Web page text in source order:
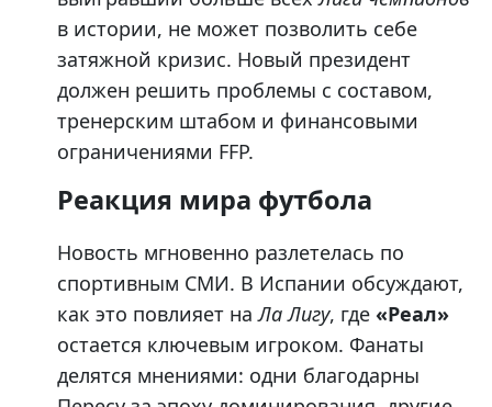
в истории, не может позволить себе
затяжной кризис. Новый президент
должен решить проблемы с составом,
тренерским штабом и финансовыми
ограничениями FFP.
Реакция мира футбола
Новость мгновенно разлетелась по
спортивным СМИ. В Испании обсуждают,
как это повлияет наЛа Лигу, где «Реал»
остается ключевым игроком. Фанаты
делятся мнениями: одни благодарны